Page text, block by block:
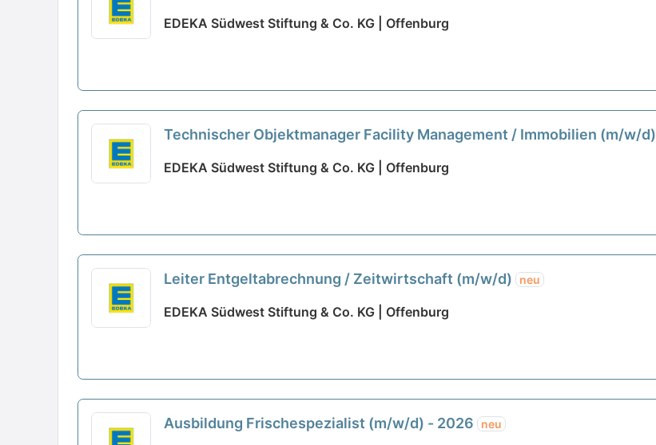
EDEKA Südwest Stiftung & Co. KG | Offenburg
Technischer Objektmanager Facility Management / Immobilien (m/w/d)
EDEKA Südwest Stiftung & Co. KG | Offenburg
Leiter Entgeltabrechnung / Zeitwirtschaft (m/w/d) neu
EDEKA Südwest Stiftung & Co. KG | Offenburg
Ausbildung Frischespezialist (m/w/d) - 2026 neu